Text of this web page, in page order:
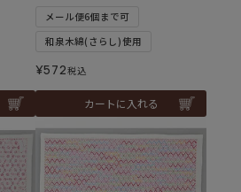
メール便6個まで可
和泉木綿(さらし)使用
¥572税込
カートに入れる